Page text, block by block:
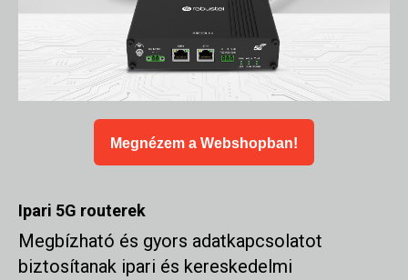
Megnézem a Webshopban!
Ipari 5G routerek
Megbízható és gyors adatkapcsolatot
biztosítanak ipari és kereskedelmi